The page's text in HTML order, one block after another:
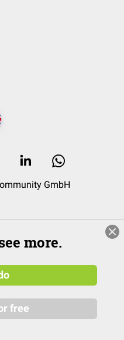
GmbH
more.
free